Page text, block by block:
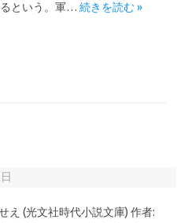
という。軍… 続きを読む »
え (光文社時代小説文庫) 作者: